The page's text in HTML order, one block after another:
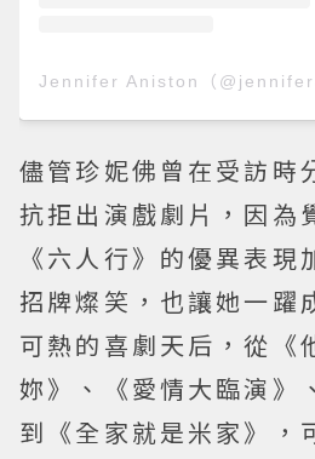
Jennifer Aniston（
儘管珍妮佛曾在受訪時
抗拒出演戲劇片，因為
《六人行》的優異表現
招牌燦笑，也讓她一躍
可熱的喜劇天后，從《
妳》、《愛情大臨演》
到《全家就是米家》，